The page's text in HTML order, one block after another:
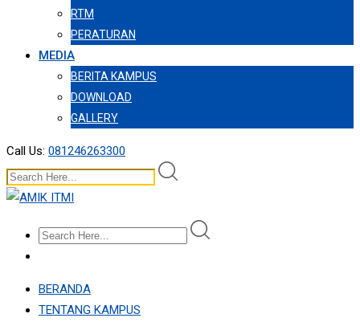
RTM
PERATURAN
MEDIA
BERITA KAMPUS
DOWNLOAD
GALLERY
Call Us: 081246263300
BERANDA
TENTANG KAMPUS